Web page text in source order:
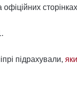
підрахували,